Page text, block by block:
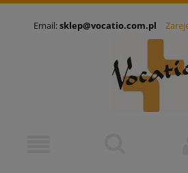
Email:sklep@vocatio.com.pl